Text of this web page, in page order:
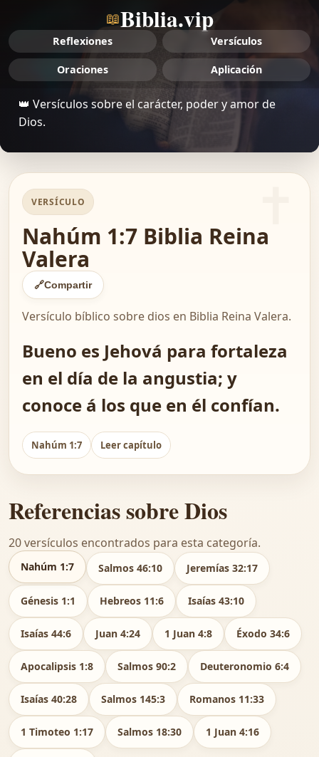
📖Biblia.vip
Reflexiones Versículos
Oraciones Aplicación
👑 Versículos sobre el carácter, poder y amor de
Dios.
VERSÍCULO
Nahúm 1:7 Biblia Reina
Valera
🔗Compartir
Versículo bíblico sobre dios en Biblia Reina Valera.
Bueno es Jehová para fortaleza
en el día de la angustia; y
conoce á los que en él confían.
Nahúm 1:7 Leer capítulo
Referencias sobre Dios
20 versículos encontrados para esta categoría.
Nahúm 1:7 Salmos 46:10 Jeremías 32:17
Génesis 1:1 Hebreos 11:6 Isaías 43:10
Isaías 44:6 Juan 4:24 1 Juan 4:8 Éxodo 34:6
Apocalipsis 1:8 Salmos 90:2 Deuteronomio 6:4
Isaías 40:28 Salmos 145:3 Romanos 11:33
1 Timoteo 1:17 Salmos 18:30 1 Juan 4:16